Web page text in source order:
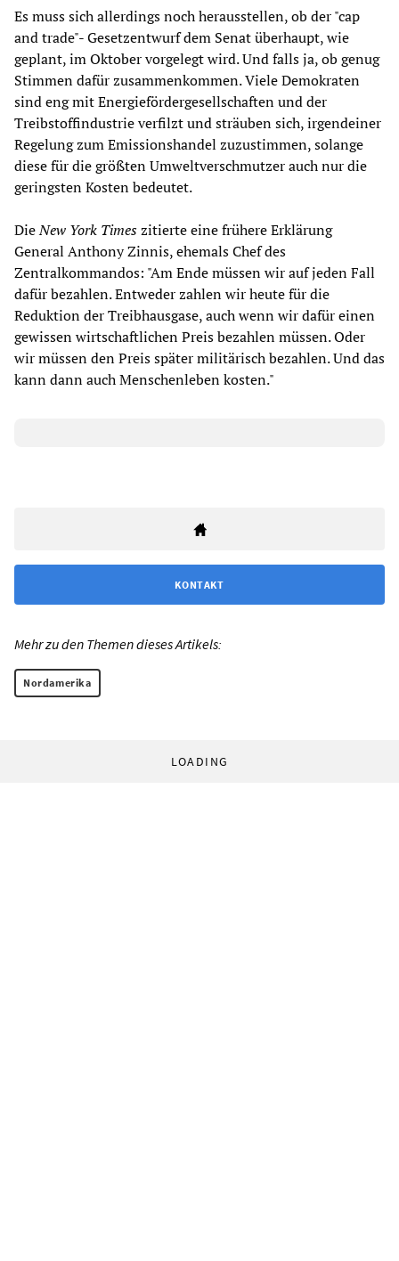
Es muss sich allerdings noch herausstellen, ob der "cap
and trade"- Gesetzentwurf dem Senat überhaupt, wie
geplant, im Oktober vorgelegt wird. Und falls ja, ob genug
Stimmen dafür zusammenkommen. Viele Demokraten
sind eng mit Energiefördergesellschaften und der
Treibstoffindustrie verfilzt und sträuben sich, irgendeiner
Regelung zum Emissionshandel zuzustimmen, solange
diese für die größten Umweltverschmutzer auch nur die
geringsten Kosten bedeutet.
DieNew York Timeszitierte eine frühere Erklärung
General Anthony Zinnis, ehemals Chef des
Zentralkommandos: "Am Ende müssen wir auf jeden Fall
dafür bezahlen. Entweder zahlen wir heute für die
Reduktion der Treibhausgase, auch wenn wir dafür einen
gewissen wirtschaftlichen Preis bezahlen müssen. Oder
wir müssen den Preis später militärisch bezahlen. Und das
kann dann auch Menschenleben kosten."
KONTAKT
Mehr zu den Themen dieses Artikels:
Nordamerika
LOADING